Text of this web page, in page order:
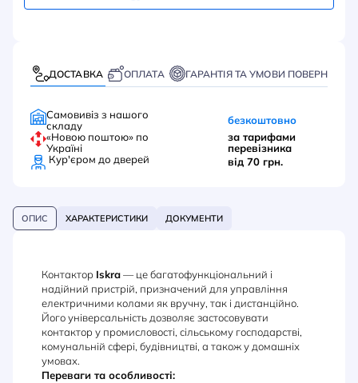
ДОСТАВКА ОПЛАТА ГАРАНТІЯ ТА УМОВИ ПОВЕРНЕННЯ
Самовивіз з нашого
складу
безкоштовно
«Новою поштою» по
Україні
за тарифами
перевізника
Кур'єром до дверей від 70 грн.
ОПИС ХАРАКТЕРИСТИКИ ДОКУМЕНТИ
Контактор Iskra— це багатофункціональний і
надійний пристрій, призначений для управління
електричними колами як вручну, так і дистанційно.
Його універсальність дозволяє застосовувати
контактор у промисловості, сільському господарстві,
комунальній сфері, будівництві, а також у домашніх
умовах.
Переваги та особливості: